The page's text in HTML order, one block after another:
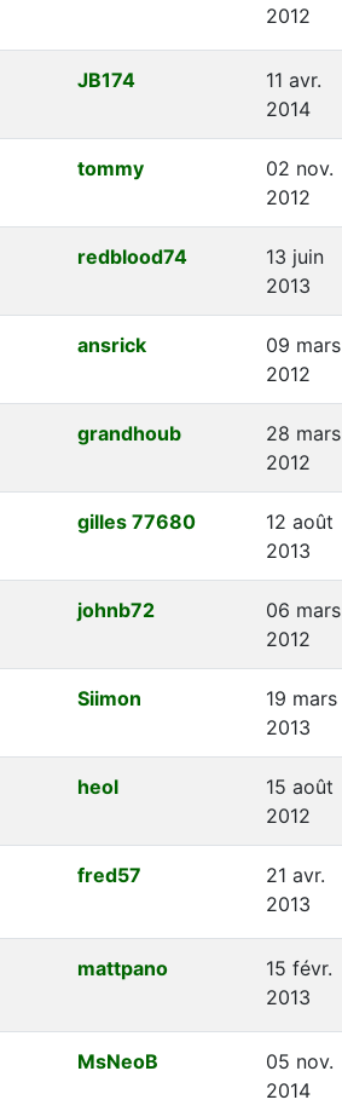
2012
JB174
11 avr.
2014
tommy
02 nov.
2012
redblood74
13 juin
2013
ansrick
09 mars
2012
grandhoub
28 mars
2012
gilles 77680
12 août
2013
johnb72
06 mars
2012
Siimon
19 mars
2013
heol
15 août
2012
fred57
21 avr.
2013
mattpano
15 févr.
2013
MsNeoB
05 nov.
2014